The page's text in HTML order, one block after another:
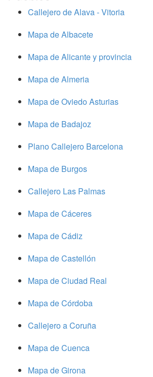
Callejero de Alava - Vitoria
Mapa de Albacete
Mapa de Alicante y provincia
Mapa de Almeria
Mapa de Oviedo Asturias
Mapa de Badajoz
Plano Callejero Barcelona
Mapa de Burgos
Callejero Las Palmas
Mapa de Cáceres
Mapa de Cádiz
Mapa de Castellón
Mapa de Ciudad Real
Mapa de Córdoba
Callejero a Coruña
Mapa de Cuenca
Mapa de Girona